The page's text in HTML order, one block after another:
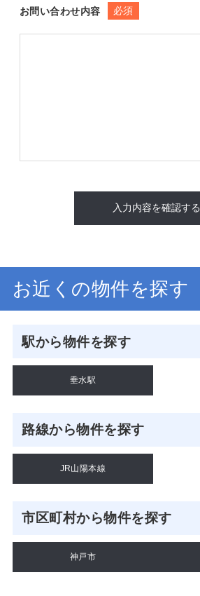
お問い合わせ内容 必須
入力内容を確認する
お近くの物件を探す
駅から物件を探す
垂水駅
路線から物件を探す
JR山陽本線
市区町村から物件を探す
神戸市